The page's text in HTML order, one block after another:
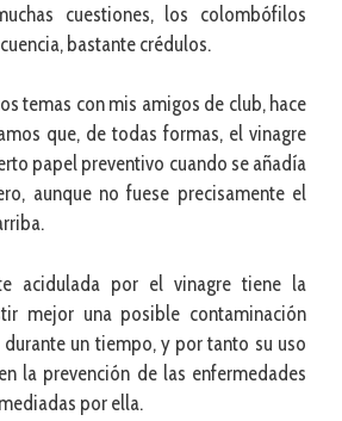
cuestiones, los colombófilos
bastante crédulos.
temas con mis amigos de club, hace
que, de todas formas, el vinagre
papel preventivo cuando se añadía
aunque no fuese precisamente el
acidulada por el vinagre tiene la
mejor una posible contaminación
un tiempo, y por tanto su uso
la prevención de las enfermedades
por ella.